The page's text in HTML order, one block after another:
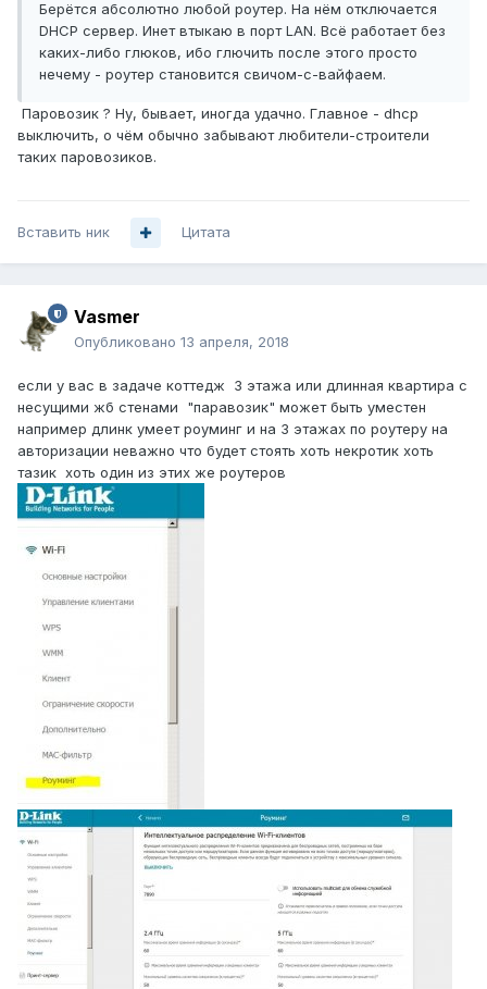
Берётся абсолютно любой роутер. На нём отключается
DHCP сервер. Инет втыкаю в порт LAN. Всё работает без
каких-либо глюков, ибо глючить после этого просто
нечему - роутер становится свичом-с-вайфаем.
Паровозик ? Ну, бывает, иногда удачно. Главное - dhcp
выключить, о чём обычно забывают любители-строители
таких паровозиков.
Вставить ник Цитата
Vasmer
Опубликовано 13 апреля, 2018
если у вас в задаче коттедж 3 этажа или длинная квартира с
несущими жб стенами "паравозик" может быть уместен
например длинк умеет роуминг и на 3 этажах по роутеру на
авторизации неважно что будет стоять хоть некротик хоть
тазик хоть один из этих же роутеров